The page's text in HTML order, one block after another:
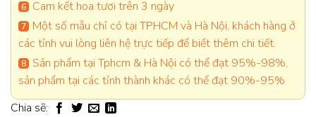
Cam kết hoa tươi trên 3 ngày
Một số mẫu chỉ có tại TPHCM và Hà Nội, khách hàng ở
các tỉnh vui lòng liên hệ trực tiếp để biết thêm chi tiết.
Sản phẩm tại Tphcm & Hà Nội có thể đạt 95%-98%,
sản phẩm tại các tỉnh thành khác có thể đạt 90%-95%
Chia sẽ: